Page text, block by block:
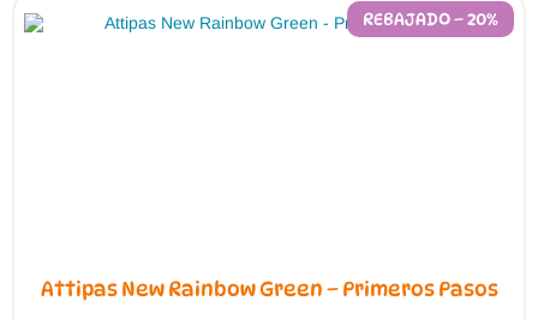
REBAJADO – 20%
Attipas New Rainbow Green – Primeros Pasos